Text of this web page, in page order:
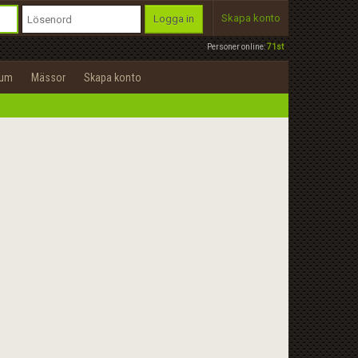
Personer online:71st
Logga in Skapa konto
Mässor Skapa konto